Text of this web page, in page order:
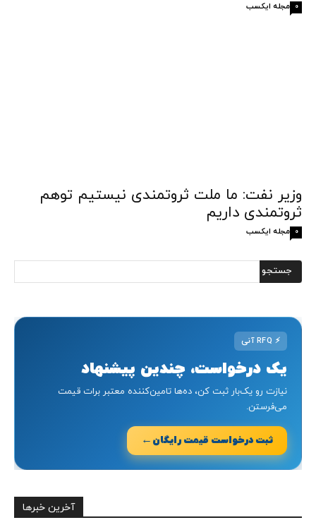
مجله ایکسب 0
وزیر نفت: ما ملت ثروتمندی نیستیم توهم
ثروتمندی داریم
مجله ایکسب 0
⚡
یک درخواست، چندین پیشنهاد
نیازت رو یک‌بار ثبت کن، ده‌ها تامین‌کننده معتبر برات قیمت
می‌فرستن.
ثبت درخواست قیمت رایگان ←
آخرین خبرها